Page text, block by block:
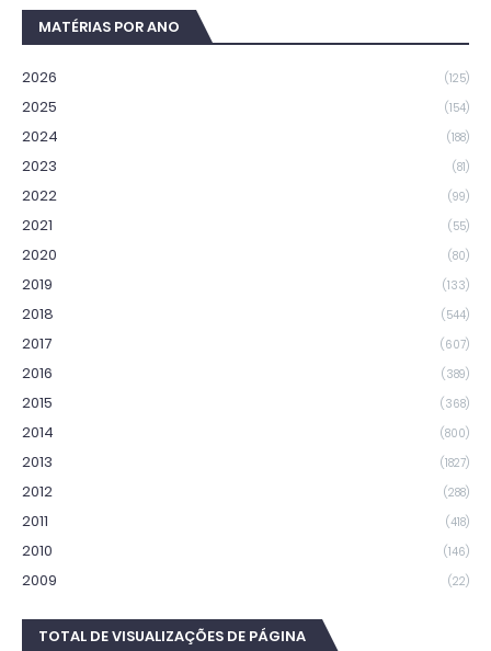
MATÉRIAS POR ANO
2026 (125)
2025 (154)
2024 (188)
2023 (81)
2022 (99)
2021 (55)
2020 (80)
2019 (133)
2018 (544)
2017 (607)
2016 (389)
2015 (368)
2014 (800)
2013 (1827)
2012 (288)
2011 (418)
2010 (146)
2009 (22)
TOTAL DE VISUALIZAÇÕES DE PÁGINA